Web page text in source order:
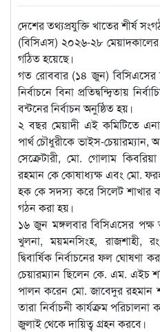
দেশের তথ্যপ্রযুক্তি খাতের শীর্ষ
(বিসিএস) ২০২৬-২৮ মেয়াদকালের
গঠিত হয়েছে।
গত রোববার (১৪ জুন) বিসিএসের
নির্বাচনে বিনা প্রতিদ্বন্দ্বিতায়
বন্টনের নির্বাচন অনুষ্ঠিত হয়।
২ বছর মেয়াদী এই কমিটিতে
পার্থ চৌধুরীকে ভাইস-
সেক্রেটারী, মো. গোলাম
রহমান কে কোষাধ্যক্ষ এবং মো.
হক কে সদস্য করে সিলেট শাখার
গঠন করা হয়।
১৬ জুন মঙ্গলবার বিসিএসের পক্ষ
খুলনা, ময়মনসিংহ, রাজশাহী,
দ্বিবার্ষিক নির্বাচনের ফল ঘোষণা
চেয়ারম্যান ছিলেন কে. এম. এইচ
পালন করেন মো. জাবেদুর
তারা নির্বাচনী কার্যক্রম
জুলাই থেকে দায়িত্ব গ্রহন করবে।